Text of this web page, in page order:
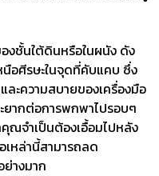
งชั้นใต้ดินหรือในผนัง ดัง
อศีรษะในจุดที่คับแคบ ซึ่ง
ะความสบายของเครื่องมือ
ยากต่อการพกพาไปรอบๆ
ณจำเป็นต้องเอื้อมไปหลัง
เหล่านี้สามารถลด
างมาก